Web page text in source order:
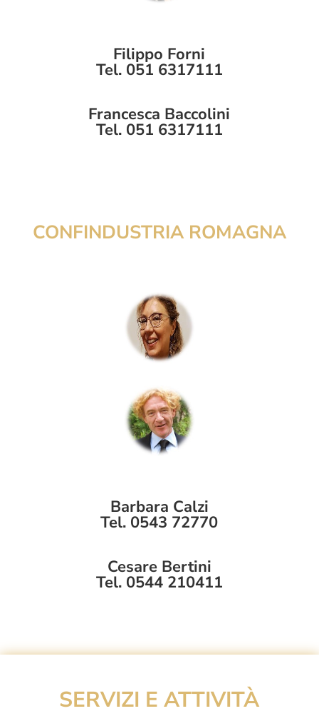
Filippo Forni
Tel. 051 6317111
Francesca Baccolini
Tel. 051 6317111
CONFINDUSTRIA ROMAGNA
Barbara Calzi
Tel. 0543 72770
Cesare Bertini
Tel. 0544 210411
SERVIZI E ATTIVITÀ